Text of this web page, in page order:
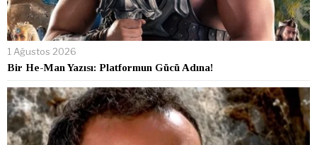
1 Ağustos 2026
Bir He-Man Yazısı: Platformun Gücü Adına!